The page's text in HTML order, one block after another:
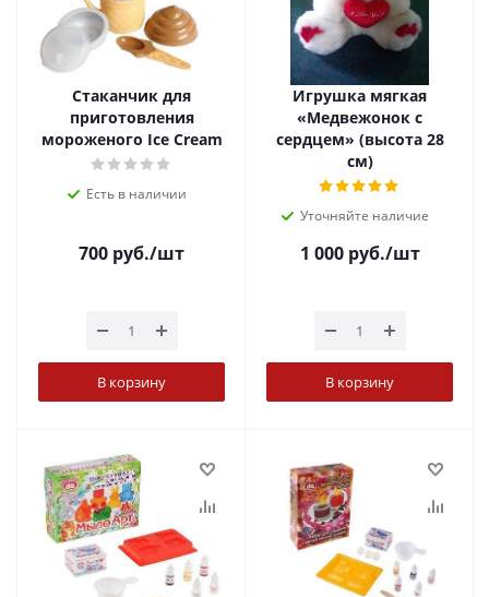
Стаканчик для
приготовления
мороженого Ice Cream
Есть в наличии
700 руб./шт
В корзину
Игрушка мягкая
«Медвежонок с
сердцем» (высота 28
см)
Уточняйте наличие
1 000руб./шт
В корзину